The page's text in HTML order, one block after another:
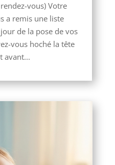
vous) Votre
a remis une liste
de la pose de vos
vous hoché la tête
avant...